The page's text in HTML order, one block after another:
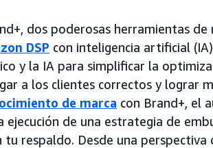
dos poderosas herramientas
DSP con inteligencia artificial
y la IA para simplificar la
a los clientes correctos y lograr
de marca con Brand+, el
ejecución de una estrategia de
respaldo. Desde una perspectiva